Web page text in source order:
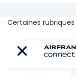
Certaines